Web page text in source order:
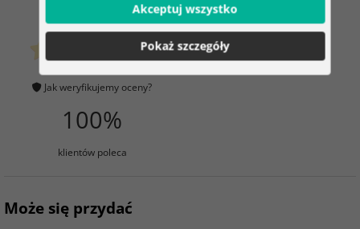
0
Jak weryfikujemy oceny?
4
klientów już kupiło
100%
klientów poleca
Może się przydać
Akceptuj wszystko
Pokaż szczegóły